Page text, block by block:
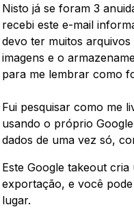
Nisto já se foram 3
recebi este e-mail
devo ter muitos
imagens e o
para me lembrar como
Fui pesquisar como me
usando o próprio
dados de uma vez só,
Este Google takeout
exportação, e você
lugar.